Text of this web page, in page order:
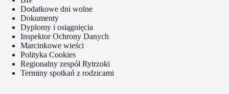
Dodatkowe dni wolne
Dokumenty
Dyplomy i osiągnięcia
Inspektor Ochrony Danych
Marcinkowe wieści
Polityka Cookies
Regionalny zespół Rytrzoki
Terminy spotkań z rodzicami